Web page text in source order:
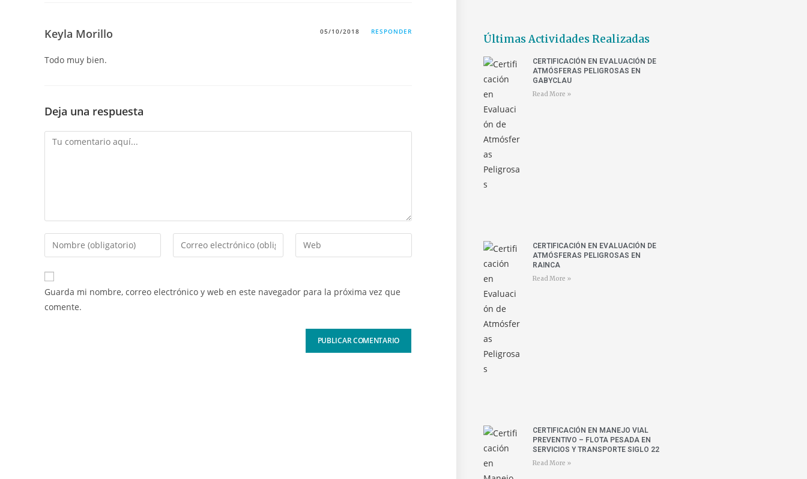
Keyla Morillo 05/10/2018 RESPONDER
Todo muy bien.
Deja una respuesta
Guarda mi nombre, correo electrónico y web en este navegador para la próxima vez que
comente.
Últimas Actividades Realizadas
CERTIFICACIÓN EN EVALUACIÓN DE
ATMÓSFERAS PELIGROSAS EN
GABYCLAU
Read More »
CERTIFICACIÓN EN EVALUACIÓN DE
ATMÓSFERAS PELIGROSAS EN
RAINCA
Read More »
CERTIFICACIÓN EN MANEJO VIAL
PREVENTIVO – FLOTA PESADA EN
SERVICIOS Y TRANSPORTE SIGLO 22
Read More »